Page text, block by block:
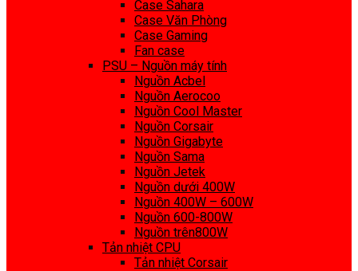
Case Sahara
Case Văn Phòng
Case Gaming
Fan case
PSU – Nguồn máy tính
Nguồn Acbel
Nguồn Aerocoo
Nguồn Cool Master
Nguồn Corsair
Nguồn Gigabyte
Nguồn Sama
Nguồn Jetek
Nguồn dưới 400W
Nguồn 400W – 600W
Nguồn 600-800W
Nguồn trên800W
Tản nhiệt CPU
Tản nhiệt Corsair